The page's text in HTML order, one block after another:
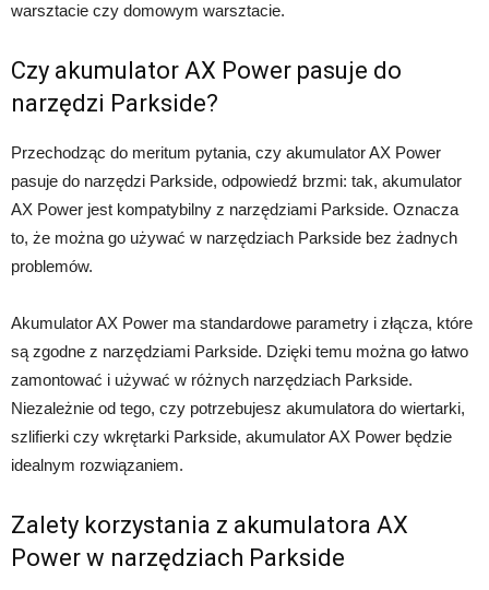
warsztacie czy domowym warsztacie.
Czy akumulator AX Power pasuje do
narzędzi Parkside?
Przechodząc do meritum pytania, czy akumulator AX Power
pasuje do narzędzi Parkside, odpowiedź brzmi: tak, akumulator
AX Power jest kompatybilny z narzędziami Parkside. Oznacza
to, że można go używać w narzędziach Parkside bez żadnych
problemów.
Akumulator AX Power ma standardowe parametry i złącza, które
są zgodne z narzędziami Parkside. Dzięki temu można go łatwo
zamontować i używać w różnych narzędziach Parkside.
Niezależnie od tego, czy potrzebujesz akumulatora do wiertarki,
szlifierki czy wkrętarki Parkside, akumulator AX Power będzie
idealnym rozwiązaniem.
Zalety korzystania z akumulatora AX
Power w narzędziach Parkside